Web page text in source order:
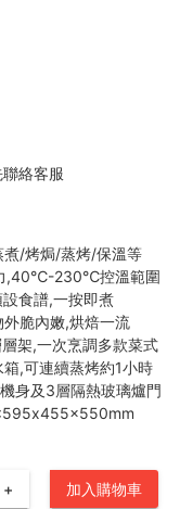
絡客服
煮/烤焗/蒸烤/保溫等
,40℃-230℃控溫範圍
食譜,一按即煮
脆內嫩,烘焙一流
架,一次烹調多款菜式
箱,可連續蒸烤約1小時
身及3層隔熱玻璃爐門
+ 加入購物車